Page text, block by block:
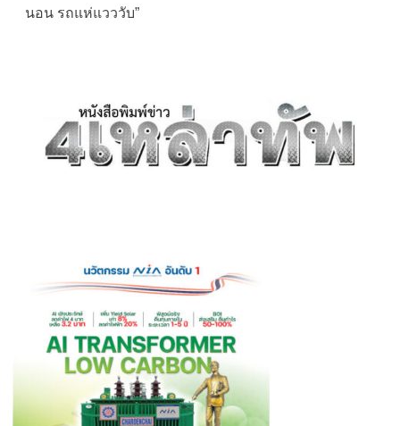
นอน รถแห่แวววับ”